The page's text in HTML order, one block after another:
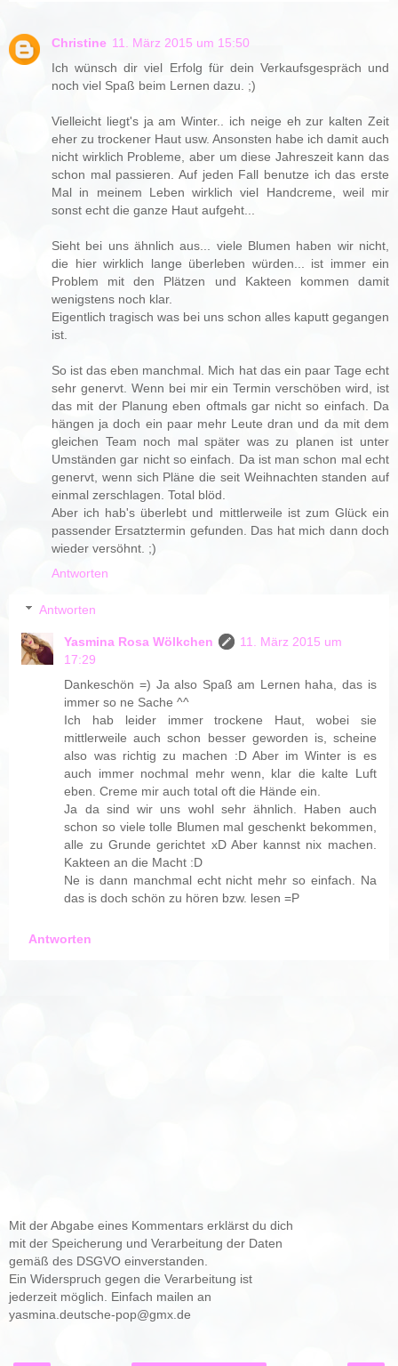
Christine 11. März 2015 um 15:50
Ich wünsch dir viel Erfolg für dein Verkaufsgespräch und
noch viel Spaß beim Lernen dazu. ;)
Vielleicht liegt's ja am Winter.. ich neige eh zur kalten Zeit
eher zu trockener Haut usw. Ansonsten habe ich damit auch
nicht wirklich Probleme, aber um diese Jahreszeit kann das
schon mal passieren. Auf jeden Fall benutze ich das erste
Mal in meinem Leben wirklich viel Handcreme, weil mir
sonst echt die ganze Haut aufgeht...
Sieht bei uns ähnlich aus... viele Blumen haben wir nicht,
die hier wirklich lange überleben würden... ist immer ein
Problem mit den Plätzen und Kakteen kommen damit
wenigstens noch klar.
Eigentlich tragisch was bei uns schon alles kaputt gegangen
ist.
So ist das eben manchmal. Mich hat das ein paar Tage echt
sehr genervt. Wenn bei mir ein Termin verschöben wird, ist
das mit der Planung eben oftmals gar nicht so einfach. Da
hängen ja doch ein paar mehr Leute dran und da mit dem
gleichen Team noch mal später was zu planen ist unter
Umständen gar nicht so einfach. Da ist man schon mal echt
genervt, wenn sich Pläne die seit Weihnachten standen auf
einmal zerschlagen. Total blöd.
Aber ich hab's überlebt und mittlerweile ist zum Glück ein
passender Ersatztermin gefunden. Das hat mich dann doch
wieder versöhnt. ;)
Antworten
Antworten
Yasmina Rosa Wölkchen
11. März 2015 um
17:29
Dankeschön =) Ja also Spaß am Lernen haha, das is
immer so ne Sache ^^
Ich hab leider immer trockene Haut, wobei sie
mittlerweile auch schon besser geworden is, scheine
also was richtig zu machen :D Aber im Winter is es
auch immer nochmal mehr wenn, klar die kalte Luft
eben. Creme mir auch total oft die Hände ein.
Ja da sind wir uns wohl sehr ähnlich. Haben auch
schon so viele tolle Blumen mal geschenkt bekommen,
alle zu Grunde gerichtet xD Aber kannst nix machen.
Kakteen an die Macht :D
Ne is dann manchmal echt nicht mehr so einfach. Na
das is doch schön zu hören bzw. lesen =P
Antworten
Mit der Abgabe eines Kommentars erklärst du dich
mit der Speicherung und Verarbeitung der Daten
gemäß des DSGVO einverstanden.
Ein Widerspruch gegen die Verarbeitung ist
jederzeit möglich. Einfach mailen an
yasmina.deutsche-pop@gmx.de